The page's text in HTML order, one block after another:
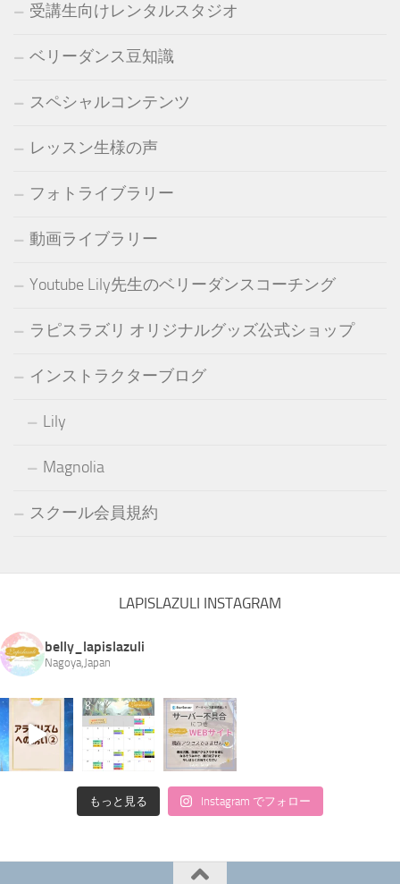
受講生向けレンタルスタジオ
ベリーダンス豆知識
スペシャルコンテンツ
レッスン生様の声
フォトライブラリー
動画ライブラリー
Youtube Lily先生のベリーダンスコーチング
ラピスラズリ オリジナルグッズ公式ショップ
インストラクターブログ
Lily
Magnolia
スクール会員規約
LAPISLAZULI INSTAGRAM
belly_lapislazuli
Nagoya,Japan
もっと見る Instagram でフォロー